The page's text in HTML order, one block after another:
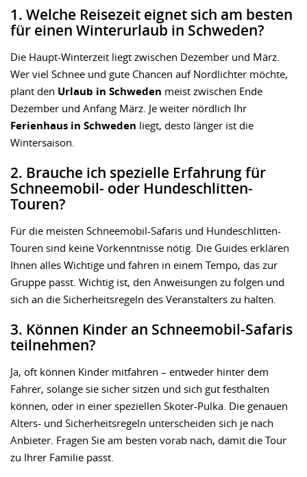
1. Welche Reisezeit eignet sich am besten
für einen Winterurlaub in Schweden?
Die Haupt-Winterzeit liegt zwischen Dezember und März.
Wer viel Schnee und gute Chancen auf Nordlichter möchte,
plant den Urlaub in Schweden meist zwischen Ende
Dezember und Anfang März. Je weiter nördlich Ihr
Ferienhaus in Schweden liegt, desto länger ist die
Wintersaison.
2. Brauche ich spezielle Erfahrung für
Schneemobil- oder Hundeschlitten-
Touren?
Für die meisten Schneemobil-Safaris und Hundeschlitten-
Touren sind keine Vorkenntnisse nötig. Die Guides erklären
Ihnen alles Wichtige und fahren in einem Tempo, das zur
Gruppe passt. Wichtig ist, den Anweisungen zu folgen und
sich an die Sicherheitsregeln des Veranstalters zu halten.
3. Können Kinder an Schneemobil-Safaris
teilnehmen?
Ja, oft können Kinder mitfahren – entweder hinter dem
Fahrer, solange sie sicher sitzen und sich gut festhalten
können, oder in einer speziellen Skoter-Pulka. Die genauen
Alters- und Sicherheitsregeln unterscheiden sich je nach
Anbieter. Fragen Sie am besten vorab nach, damit die Tour
zu Ihrer Familie passt.